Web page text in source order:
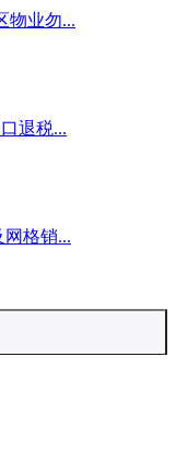
物业勿...
退税...
格销...